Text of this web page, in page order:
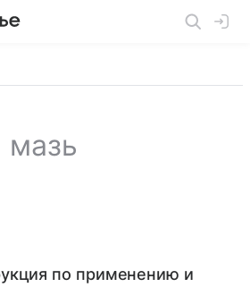
мазь
по применению и